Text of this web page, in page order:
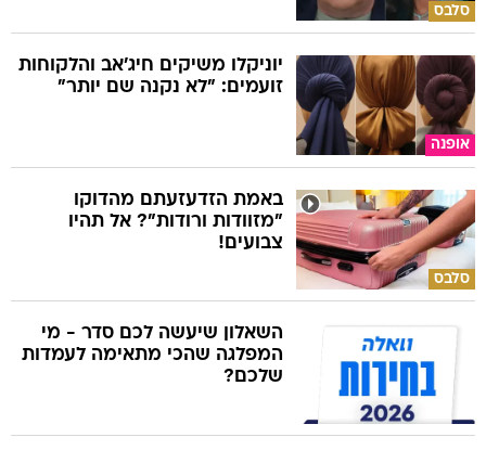
סלבס
אופנה
יוניקלו משיקים חיג'אב והלקוחות
זועמים: "לא נקנה שם יותר"
סלבס
באמת הזדעזעתם מהדוקו
"מזוודות ורודות"? אל תהיו
צבועים!
השאלון שיעשה לכם סדר - מי
המפלגה שהכי מתאימה לעמדות
שלכם?